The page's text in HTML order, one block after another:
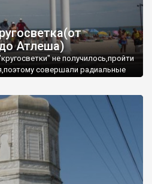
Атлеша)
не получилось,пройти
совершали радиальные